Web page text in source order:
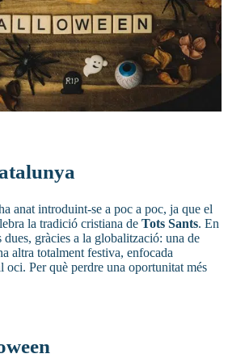
anat introduint-se a poc a poc, ja que el
la tradició cristiana de Tots Sants. En
gràcies a la globalització: una de
altra totalment festiva, enfocada
oci. Per què perdre una oportunitat més